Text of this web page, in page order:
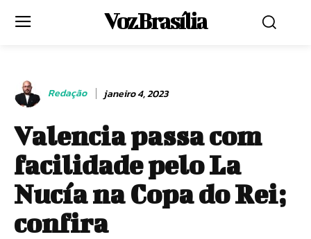
Voz Brasília
Redação janeiro 4, 2023
Valencia passa com
facilidade pelo La
Nucía na Copa do Rei;
confira